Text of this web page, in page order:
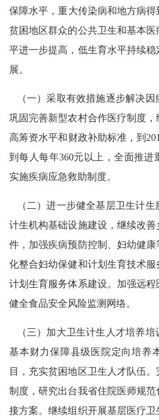
保障水平，重大传染病和地方病得
贫困地区群众的公共卫生和基本
平进一步提高，低生育水平持续
展。
（一）采取有效措施逐步解决因
巩固完善新型农村合作医疗制度
高筹资水平和财政补助标准，到
到每人每年360元以上，全面推进
实施疾病应急救助制度。
（二）进一步健全基层卫生计生
计生机构基础设施建设，继续改
件，加强疾病预防控制、妇幼健
化整合妇幼保健和计划生育技术
计划生育服务体系建设。加强远
健全食品安全风险监测网络。
（三）加大卫生计生人才培养培
基本财力保障县级医院定向培养
目，充实贫困地区卫生人才队伍
制度，研究出台我省住院医师规
接方案。继续组织开展基层医疗